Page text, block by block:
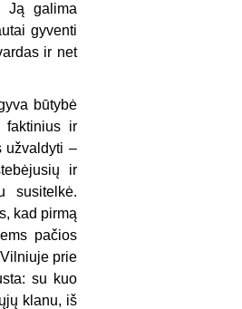
Ją galima
gyventi
ir net
būtybė
faktinius ir
užvaldyti –
ir
susitelkė.
kad pirmą
pačios
prie
su kuo
klanu, iš